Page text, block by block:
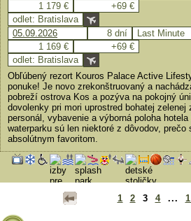
1 179 €
+69 €
odlet: Bratislava
05.09.2026
8 dní
Last Minute
1 169 €
+69 €
odlet: Bratislava
Obľúbený rezort Kouros Palace Active
ponuke! Je novo zrekonštruovaný a
pobreží ostrova Kos a pozýva na pokojný
dovolenky pri mori uprostred bohatej zelenej
personál, vybavenie a výborná poloha
waterparku sú len niektoré z dôvodov,
absolútnym favoritom.
1 2 3 4...